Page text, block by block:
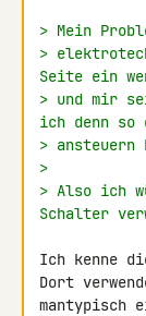
> Mein
>
Seite ein
> und mir
ich denn so
> ansteuern
>
> Also ich
Schalter
Ich kenne
Dort
mantypisch